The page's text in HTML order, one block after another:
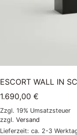
ESCORT WALL IN
1.690,00 €
Zzgl. 19% Umsatzsteuer
zzgl. Versand
Lieferzeit: ca. 2-3